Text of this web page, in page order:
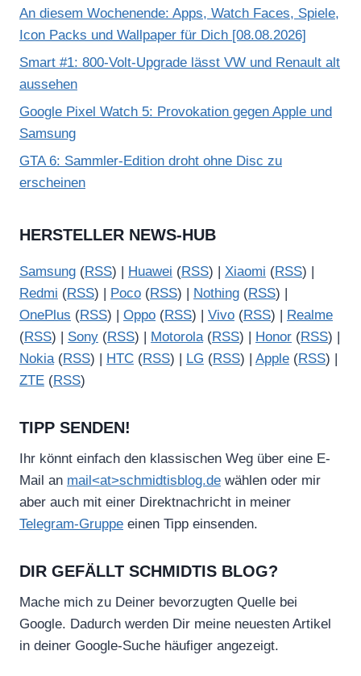
An diesem Wochenende: Apps, Watch Faces, Spiele,
Icon Packs und Wallpaper für Dich [08.08.2026]
Smart #1: 800-Volt-Upgrade lässt VW und Renault alt
aussehen
Google Pixel Watch 5: Provokation gegen Apple und
Samsung
GTA 6: Sammler-Edition droht ohne Disc zu
erscheinen
HERSTELLER NEWS-HUB
Samsung (RSS) | Huawei (RSS) | Xiaomi (RSS) |
Redmi (RSS) | Poco (RSS) | Nothing (RSS) |
OnePlus (RSS) | Oppo (RSS) | Vivo (RSS) |
Realme
(RSS) | Sony (RSS) | Motorola(RSS) | Honor (RSS) |
Nokia(RSS) | HTC (RSS) | LG (RSS) | Apple (RSS) |
ZTE (RSS)
TIPP SENDEN!
Ihr könnt einfach den klassischen Weg über eine E-
Mail an mail<at>schmidtisblog.de wählen oder mir
aber auch mit einer Direktnachricht in meiner
Telegram-Gruppe einen Tipp einsenden.
DIR GEFÄLLT SCHMIDTIS BLOG?
Mache mich zu Deiner bevorzugten Quelle bei
Google. Dadurch werden Dir meine neuesten Artikel
in deiner Google-Suche häufiger angezeigt.